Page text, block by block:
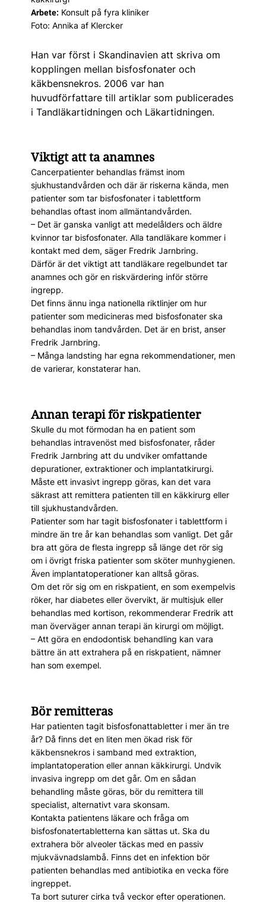
Arbete: Konsult på fyra kliniker
Foto: Annika af Klercker
Han var först i Skandinavien att skriva om
kopplingen mellan bisfosfonater och
käkbensnekros. 2006 var han
huvudförfattare till artiklar som publicerades
i Tandläkartidningen och Läkartidningen.
Viktigt att ta anamnes
Cancerpatienter behandlas främst inom
sjukhustandvården och där är riskerna kända, men
patienter som tar bisfosfonater i tablettform
behandlas oftast inom allmäntandvården.
– Det är ganska vanligt att medelålders och äldre
kvinnor tar bisfosfonater. Alla tandläkare kommer i
kontakt med dem, säger Fredrik Jarnbring.
Därför är det viktigt att tandläkare regelbundet tar
anamnes och gör en riskvärdering inför större
ingrepp.
Det finns ännu inga nationella riktlinjer om hur
patienter som medicineras med bisfosfonater ska
behandlas inom tandvården. Det är en brist, anser
Fredrik Jarnbring.
– Många landsting har egna rekommendationer, men
de varierar, konstaterar han.
Annan terapi för riskpatienter
Skulle du mot förmodan ha en patient som
behandlas intravenöst med bisfosfonater, råder
Fredrik Jarnbring att du undviker omfattande
depurationer, extraktioner och implantatkirurgi.
Måste ett invasivt ingrepp göras, kan det vara
säkrast att remittera patienten till en käkkirurg eller
till sjukhustandvården.
Patienter som har tagit bisfosfonater i tablettform i
mindre än tre år kan behandlas som vanligt. Det går
bra att göra de flesta ingrepp så länge det rör sig
om i övrigt friska patienter som sköter munhygienen.
Även implantatoperationer kan alltså göras.
Om det rör sig om en riskpatient, en som exempelvis
röker, har diabetes eller övervikt, är multisjuk eller
behandlas med kortison, rekommenderar Fredrik att
man överväger annan terapi än kirurgi om möjligt.
– Att göra en endodontisk behandling kan vara
bättre än att extrahera på en riskpatient, nämner
han som exempel.
Bör remitteras
Har patienten tagit bisfosfonattabletter i mer än tre
år? Då finns det en liten men ökad risk för
käkbensnekros i samband med extraktion,
implantatoperation eller annan käkkirurgi. Undvik
invasiva ingrepp om det går. Om en sådan
behandling måste göras, bör du remittera till
specialist, alternativt vara skonsam.
Kontakta patientens läkare och fråga om
bisfosfonatertabletterna kan sättas ut. Ska du
extrahera bör alveoler täckas med en passiv
mjukvävnadslambå. Finns det en infektion bör
patienten behandlas med antibiotika en vecka före
ingreppet.
Ta bort suturer cirka två veckor efter operationen.